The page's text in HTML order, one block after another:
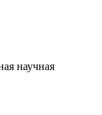
научная